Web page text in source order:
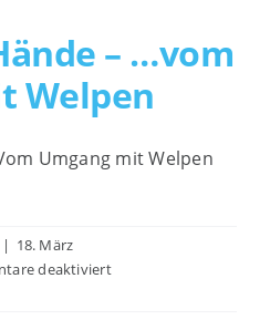
vier
Pfoten
sagen
– …vom
Welpen
Umgang mit Welpen
| 18. März
deaktiviertfür